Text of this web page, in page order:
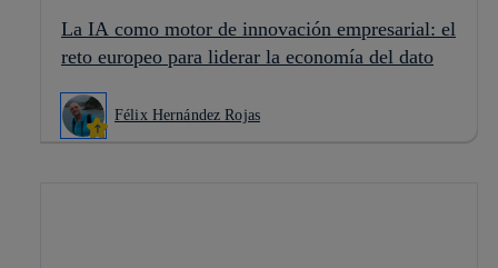
La IA como motor de innovación empresarial: el
reto europeo para liderar la economía del dato
Félix Hernández Rojas